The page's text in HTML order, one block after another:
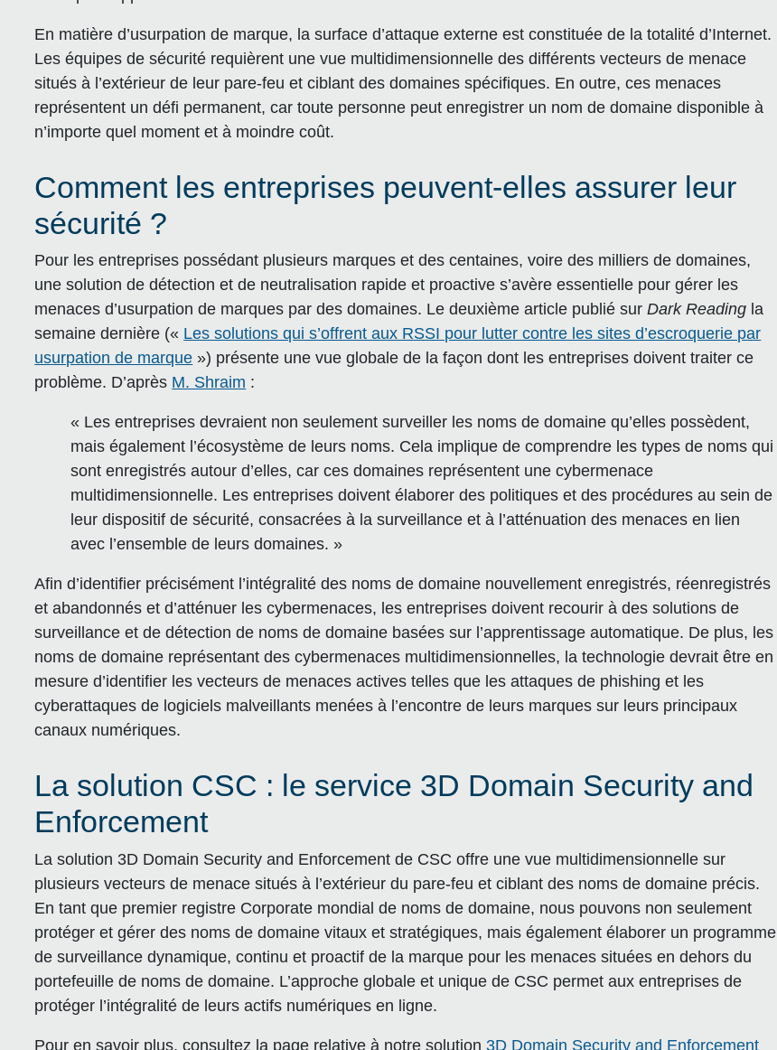
En matière d’usurpation de marque, la surface d’attaque externe est constituée de la totalité d’Internet.
Les équipes de sécurité requièrent une vue multidimensionnelle des différents vecteurs de menace
situés à l’extérieur de leur pare-feu et ciblant des domaines spécifiques. En outre, ces menaces
représentent un défi permanent, car toute personne peut enregistrer un nom de domaine disponible à
n’importe quel moment et à moindre coût.
Comment les entreprises peuvent-elles assurer leur
sécurité ?
Pour les entreprises possédant plusieurs marques et des centaines, voire des milliers de domaines,
une solution de détection et de neutralisation rapide et proactive s’avère essentielle pour gérer les
menaces d’usurpation de marques par des domaines. Le deuxième article publié surDark Reading la
semaine dernière (« Les solutions qui s’offrent aux RSSI pour lutter contre les sites d’escroquerie par
usurpation de marque ») présente une vue globale de la façon dont les entreprises doivent traiter ce
problème. D’après M. Shraim :
« Les entreprises devraient non seulement surveiller les noms de domaine qu’elles possèdent,
mais également l’écosystème de leurs noms. Cela implique de comprendre les types de noms qui
sont enregistrés autour d’elles, car ces domaines représentent une cybermenace
multidimensionnelle. Les entreprises doivent élaborer des politiques et des procédures au sein de
leur dispositif de sécurité, consacrées à la surveillance et à l’atténuation des menaces en lien
avec l’ensemble de leurs domaines. »
Afin d’identifier précisément l’intégralité des noms de domaine nouvellement enregistrés, réenregistrés
et abandonnés et d’atténuer les cybermenaces, les entreprises doivent recourir à des solutions de
surveillance et de détection de noms de domaine basées sur l’apprentissage automatique. De plus, les
noms de domaine représentant des cybermenaces multidimensionnelles, la technologie devrait être en
mesure d’identifier les vecteurs de menaces actives telles que les attaques de phishing et les
cyberattaques de logiciels malveillants menées à l’encontre de leurs marques sur leurs principaux
canaux numériques.
La solution CSC : le service 3D Domain Security and
Enforcement
La solution 3D Domain Security and Enforcement de CSC offre une vue multidimensionnelle sur
plusieurs vecteurs de menace situés à l’extérieur du pare-feu et ciblant des noms de domaine précis.
En tant que premier registre Corporate mondial de noms de domaine, nous pouvons non seulement
protéger et gérer des noms de domaine vitaux et stratégiques, mais également élaborer un programme
de surveillance dynamique, continu et proactif de la marque pour les menaces situées en dehors du
portefeuille de noms de domaine. L’approche globale et unique de CSC permet aux entreprises de
protéger l’intégralité de leurs actifs numériques en ligne.
Pour en savoir plus, consultez la page relative à notre solution 3D Domain Security and Enforcement